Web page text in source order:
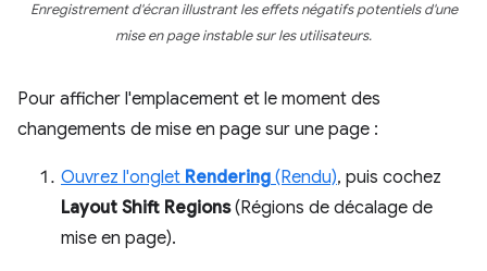
Enregistrement d'écran illustrant les effets négatifs potentiels d'une
mise en page instable sur les utilisateurs.
Pour afficher l'emplacement et le moment des
changements de mise en page sur une page :
Ouvrez l'onglet Rendering (Rendu), puis cochez
Layout Shift Regions(Régions de décalage de
mise en page).